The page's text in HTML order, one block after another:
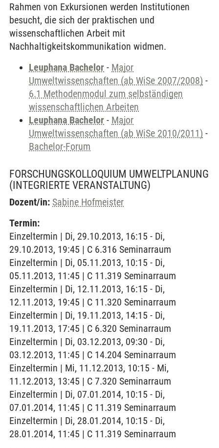
Rahmen von Exkursionen werden Institutionen
besucht, die sich der praktischen und
wissenschaftlichen Arbeit mit
Nachhaltigkeitskommunikation widmen.
Leuphana Bachelor - Major
Umweltwissenschaften (ab WiSe 2007/2008) -
6.1 Methodenmodul zum selbständigen
wissenschaftlichen Arbeiten
Leuphana Bachelor - Major
Umweltwissenschaften (ab WiSe 2010/2011) -
Bachelor-Forum
FORSCHUNGSKOLLOQUIUM UMWELTPLANUNG
(INTEGRIERTE VERANSTALTUNG)
Dozent/in: Sabine Hofmeister
Termin:
Einzeltermin | Di, 29.10.2013, 16:15 - Di,
29.10.2013, 19:45 | C 6.316 Seminarraum
Einzeltermin | Di, 05.11.2013, 10:15 - Di,
05.11.2013, 11:45 | C 11.319 Seminarraum
Einzeltermin | Di, 12.11.2013, 16:15 - Di,
12.11.2013, 19:45 | C 11.320 Seminarraum
Einzeltermin | Di, 19.11.2013, 14:15 - Di,
19.11.2013, 17:45 | C 6.320 Seminarraum
Einzeltermin | Di, 03.12.2013, 09:30 - Di,
03.12.2013, 11:45 | C 14.204 Seminarraum
Einzeltermin | Mi, 11.12.2013, 10:15 - Mi,
11.12.2013, 13:45 | C 7.320 Seminarraum
Einzeltermin | Di, 07.01.2014, 10:15 - Di,
07.01.2014, 11:45 | C 11.319 Seminarraum
Einzeltermin | Di, 28.01.2014, 10:15 - Di,
28.01.2014, 11:45 | C 11.319 Seminarraum